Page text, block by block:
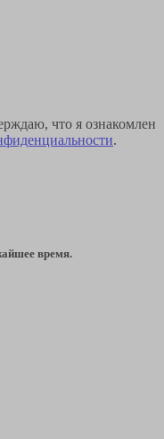
что я ознакомлен
.
время.